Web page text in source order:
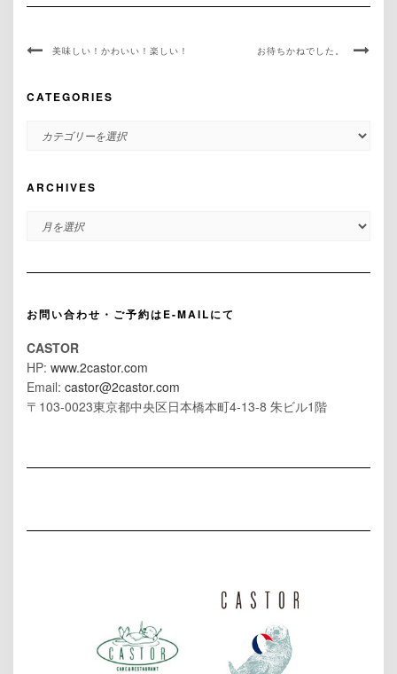
美味しい！かわいい！楽しい！ お待ちかねでした。
CATEGORIES
CATEGORIES
ARCHIVES
ARCHIVES
お問い合わせ・ご予約はE-MAILにて
CASTOR
HP: www.2castor.com
Email: castor@2castor.com
〒103-0023東京都中央区日本橋本町4-13-8 朱ビル1階